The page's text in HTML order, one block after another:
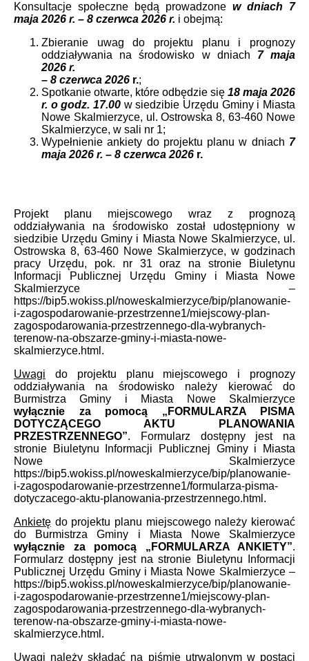
Konsultacje społeczne będą prowadzone w dniach 7
maja 2026 r. – 8 czerwca 2026 r. i obejmą:
Zbieranie uwag do projektu planu i prognozy
oddziaływania na środowisko w dniach 7 maja
2026 r.
– 8 czerwca 2026 r.;
Spotkanie otwarte, które odbędzie się 18 maja 2026
r. o godz. 17.00 w siedzibie Urzędu Gminy i Miasta
Nowe Skalmierzyce, ul. Ostrowska 8, 63-460 Nowe
Skalmierzyce, w sali nr 1;
Wypełnienie ankiety do projektu planu w dniach 7
maja 2026 r. – 8 czerwca 2026 r.
Projekt planu miejscowego wraz z prognozą
oddziaływania na środowisko został udostępniony w
siedzibie Urzędu Gminy i Miasta Nowe Skalmierzyce, ul.
Ostrowska 8, 63-460 Nowe Skalmierzyce, w godzinach
pracy Urzędu, pok. nr 31 oraz na stronie Biuletynu
Informacji Publicznej Urzędu Gminy i Miasta Nowe
Skalmierzyce –
https://bip5.wokiss.pl/noweskalmierzyce/bip/planowanie-
i-zagospodarowanie-przestrzenne1/miejscowy-plan-
zagospodarowania-przestrzennego-dla-wybranych-
terenow-na-obszarze-gminy-i-miasta-nowe-
skalmierzyce.html.
Uwagi do projektu planu miejscowego i prognozy
oddziaływania na środowisko należy kierować do
Burmistrza Gminy i Miasta Nowe Skalmierzyce
wyłącznie za pomocą „FORMULARZA PISMA
DOTYCZĄCEGO AKTU PLANOWANIA
PRZESTRZENNEGO”. Formularz dostępny jest na
stronie Biuletynu Informacji Publicznej Gminy i Miasta
Nowe Skalmierzyce
https://bip5.wokiss.pl/noweskalmierzyce/bip/planowanie-
i-zagospodarowanie-przestrzenne1/formularza-pisma-
dotyczacego-aktu-planowania-przestrzennego.html.
Ankietę do projektu planu miejscowego należy kierować
do Burmistrza Gminy i Miasta Nowe Skalmierzyce
wyłącznie za pomocą „FORMULARZA ANKIETY”.
Formularz dostępny jest na stronie Biuletynu Informacji
Publicznej Urzędu Gminy i Miasta Nowe Skalmierzyce –
https://bip5.wokiss.pl/noweskalmierzyce/bip/planowanie-
i-zagospodarowanie-przestrzenne1/miejscowy-plan-
zagospodarowania-przestrzennego-dla-wybranych-
terenow-na-obszarze-gminy-i-miasta-nowe-
skalmierzyce.html.
Uwagi należy składać na piśmie utrwalonym w postaci